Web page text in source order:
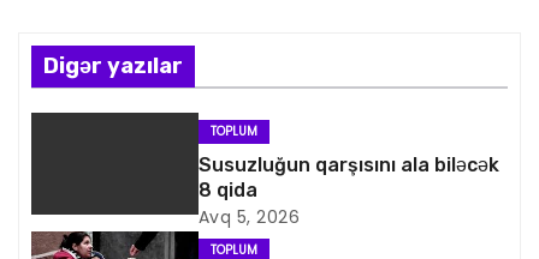
n
a
i
Digər yazılar
TOPLUM
Susuzluğun qarşısını ala biləcək
8 qida
Avq 5, 2026
TOPLUM